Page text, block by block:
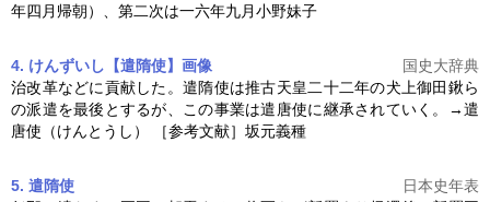
年四月帰朝）、第二次は一六年九月小野妹子
4. けんずいし【遣隋使】 画像
国史大辞典
治改革などに貢献した。遣隋使は推古天皇二十二年の犬上御田鍬ら
の派遣を最後とするが、この事業は遣唐使に継承されていく。→遣
唐使（けんとうし） ［参考文献］坂元義種
5. 遣隋使
日本史年表